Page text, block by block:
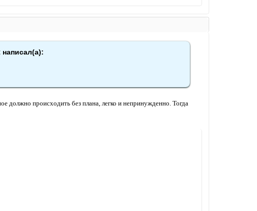
должно происходить без плана, легко и непринужденно. Тогда